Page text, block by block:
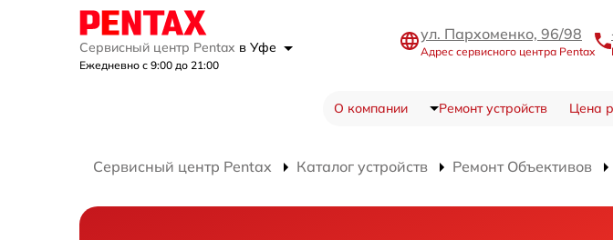
Сервисный центр Pentax в Уфе
Ежедневно с 9:00 до 21:00
ул. Пархоменко, 96/98
Адрес сервисного центра Pentax
О компании Ремонт устройств Цена
Сервисный центр Pentax Каталог устройств Ремонт Объективов